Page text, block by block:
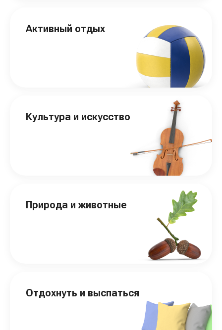
Активный отдых
Культура и искусство
Природа и животные
Отдохнуть и выспаться